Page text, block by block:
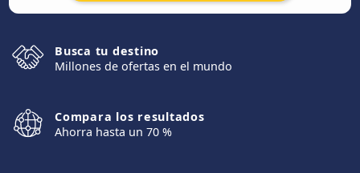
Busca tu destino
Millones de ofertas en el mundo
Compara los resultados
Ahorra hasta un 70 %